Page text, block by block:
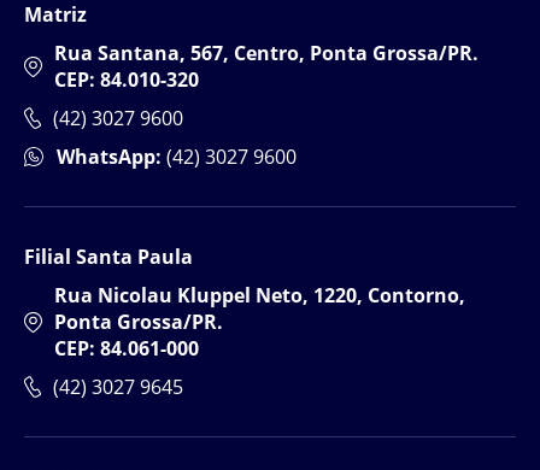
Matriz
Rua Santana, 567, Centro, Ponta Grossa/PR.
CEP: 84.010-320
(42) 3027 9600
WhatsApp: (42) 3027 9600
Filial Santa Paula
Rua Nicolau Kluppel Neto, 1220, Contorno,
Ponta Grossa/PR.
CEP: 84.061-000
(42) 3027 9645